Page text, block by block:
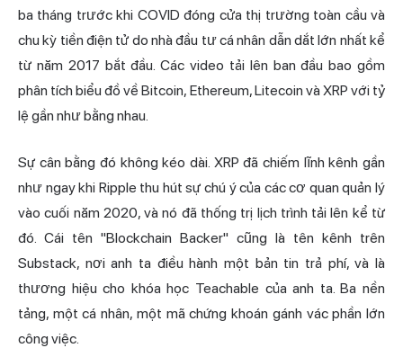
ba tháng trước khi COVID đóng cửa thị trường toàn cầu và
chu kỳ tiền điện tử do nhà đầu tư cá nhân dẫn dắt lớn nhất kể
từ năm 2017 bắt đầu. Các video tải lên ban đầu bao gồm
phân tích biểu đồ về Bitcoin, Ethereum, Litecoin và XRP với tỷ
lệ gần như bằng nhau.
Sự cân bằng đó không kéo dài. XRP đã chiếm lĩnh kênh gần
như ngay khi Ripple thu hút sự chú ý của các cơ quan quản lý
vào cuối năm 2020, và nó đã thống trị lịch trình tải lên kể từ
đó. Cái tên "Blockchain Backer" cũng là tên kênh trên
Substack, nơi anh ta điều hành một bản tin trả phí, và là
thương hiệu cho khóa học Teachable của anh ta. Ba nền
tảng, một cá nhân, một mã chứng khoán gánh vác phần lớn
công việc.